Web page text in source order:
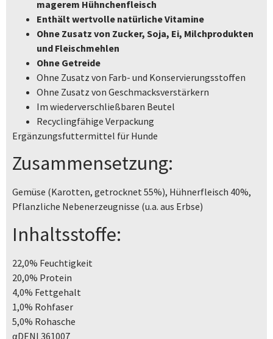
magerem Hühnchenfleisch
Enthält wertvolle natürliche Vitamine
Ohne Zusatz von Zucker, Soja, Ei, Milchprodukten
und Fleischmehlen
Ohne Getreide
Ohne Zusatz von Farb- und Konservierungsstoffen
Ohne Zusatz von Geschmacksverstärkern
Im wiederverschließbaren Beutel
Recyclingfähige Verpackung
Ergänzungsfuttermittel für Hunde
Zusammensetzung:
Gemüse (Karotten, getrocknet 55%), Hühnerfleisch 40%,
Pflanzliche Nebenerzeugnisse (u.a. aus Erbse)
Inhaltsstoffe:
22,0% Feuchtigkeit
20,0% Protein
4,0% Fettgehalt
1,0% Rohfaser
5,0% Rohasche
αDENI 361007